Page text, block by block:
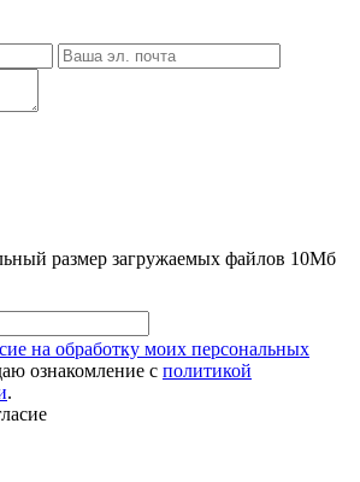
размер загружаемых файлов 10Мб
на обработку моих персональных
ознакомление с политикой
.